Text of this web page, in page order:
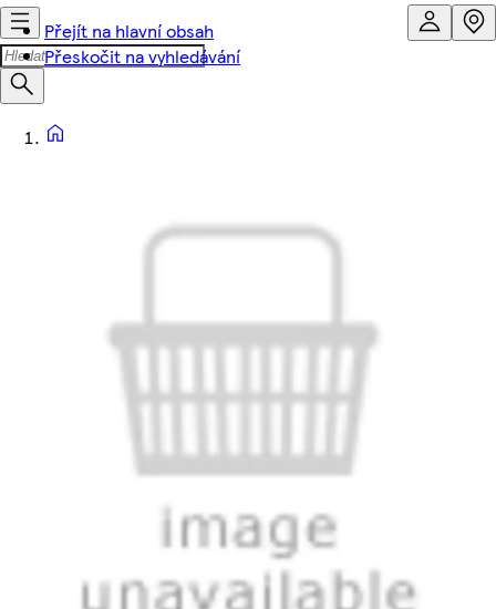
Přejít na hlavní obsah
Přeskočit na vyhledávání